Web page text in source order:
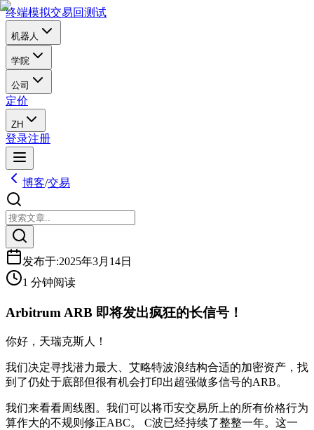
终端模拟交易回测试
机器人
学院
公司
定价
ZH
登录注册
博客/交易
发布于:2025年3月14日
1 分钟阅读
Arbitrum ARB 即将发出疯狂的长信号！
你好，天瑞克斯人！
我们决定寻找潜力最大、艾略特波浪结构合适的加密资产，找
到了仍处于底部但很有机会打印出超强做多信号的ARB。
我们来看看周线图。我们可以将币安交易所上的所有价格行为
算作大的不规则修正ABC。 C波已经持续了整整一年。这一